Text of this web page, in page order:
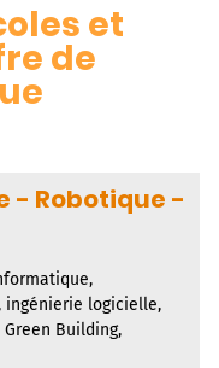
et
de
- Robotique -
logicielle,
Building,